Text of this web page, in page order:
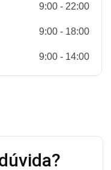
9:00 - 22:00
9:00 - 18:00
9:00 - 14:00